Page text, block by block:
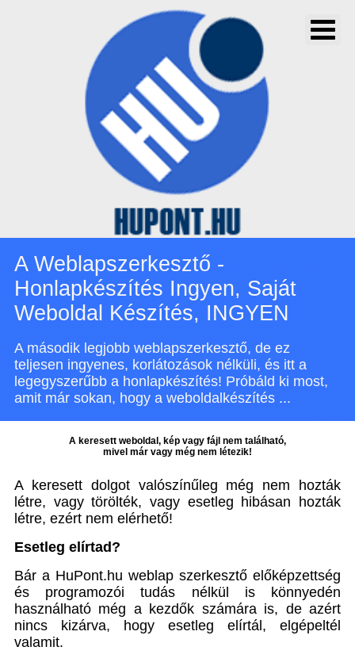
A Weblapszerkesztő -
Honlapkészítés Ingyen, Saját
Weboldal Készítés, INGYEN
A második legjobb weblapszerkesztő, de ez
teljesen ingyenes, korlátozások nélküli, és itt a
legegyszerűbb a honlapkészítés! Próbáld ki most,
amit már sokan, hogy a weboldalkészítés ...
A keresett weboldal, kép vagy fájl nem található,
mivel már vagy még nem létezik!
A keresett dolgot valószínűleg még nem hozták
létre, vagy törölték, vagy esetleg hibásan hozták
létre, ezért nem elérhető!
Esetleg elírtad?
Bár a HuPont.hu weblap szerkesztő előképzettség
és programozói tudás nélkül is könnyedén
használható még a kezdők számára is, de azért
nincs kizárva, hogy esetleg elírtál, elgépeltél
valamit.